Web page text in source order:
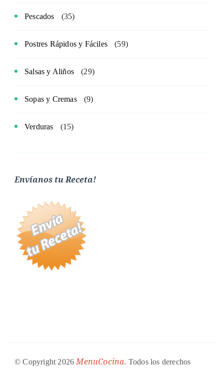
Pescados (35)
Postres Rápidos y Fáciles (59)
Salsas y Aliños (29)
Sopas y Cremas (9)
Verduras (15)
Envíanos tu Receta!
© Copyright 2026 MenuCocina. Todos los derechos